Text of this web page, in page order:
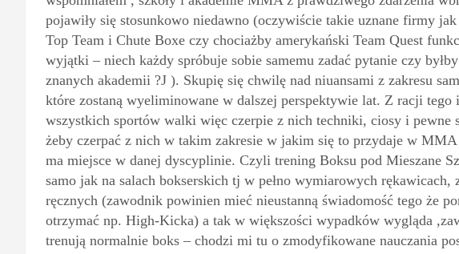
pojawiły się stosunkowo niedawno (oczywiście takie uznane firmy
Top Team i Chute Boxe czy chociażby amerykański Team Quest
wyjątki – niech każdy spróbuje sobie samemu zadać pytanie czy
znanych akademii ?J ). Skupię się chwilę nad niuansami z zakresu
które zostaną wyeliminowane w dalszej perspektywie lat. Z racji
wszystkich sportów walki więc czerpie z nich techniki, ciosy i pewne
żeby czerpać z nich w takim zakresie w jakim się to przydaje w
ma miejsce w danej dyscyplinie. Czyli trening Boksu pod Mieszane
samo jak na salach bokserskich tj w pełno wymiarowych
ręcznych (zawodnik powinien mieć nieustanną świadomość tego że
otrzymać np. High-Kicka) a tak w większości wypadków wygląda
trenują normalnie boks – chodzi mi tu o zmodyfikowane nauczania